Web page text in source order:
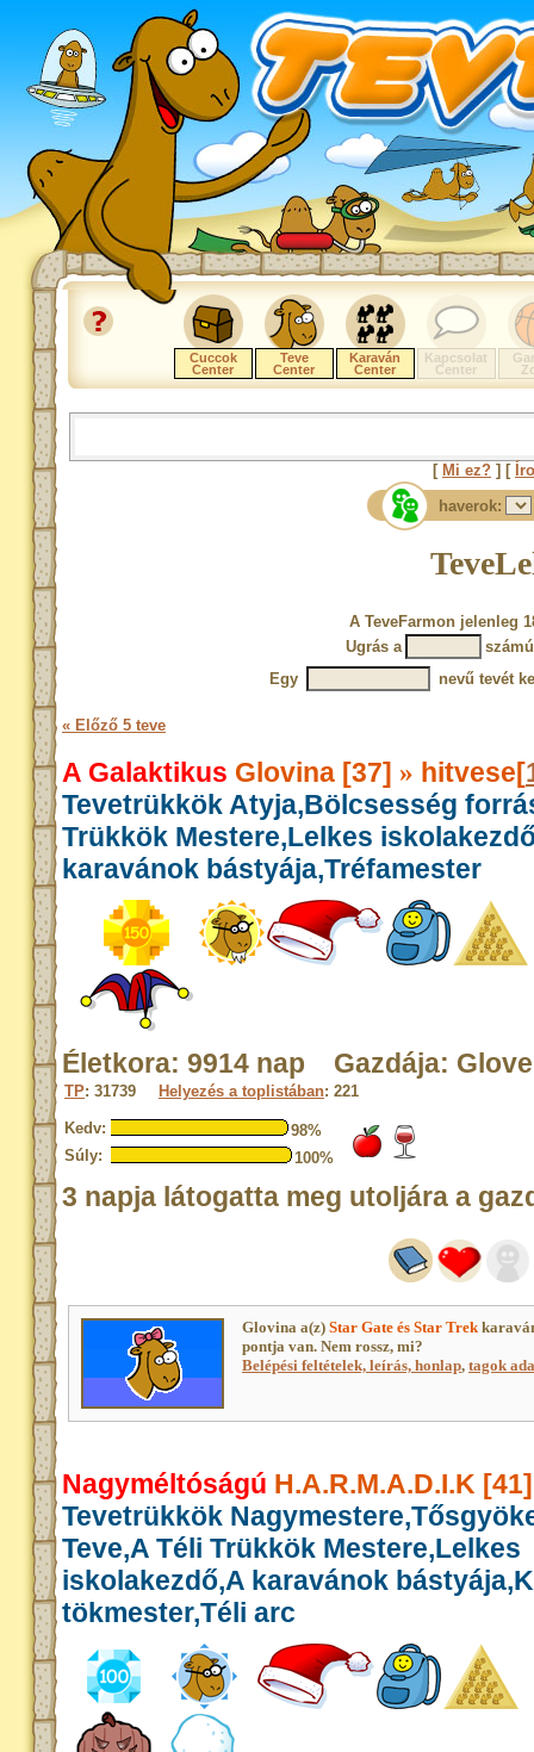
Cuccok
Center
Teve
Center
Karaván
Center
Kapcsolat
Center
[ Mi ez? ] [
haverok:
A TeveFarmon jelenleg
Ugrás a
Egy
nevű tevét
« Előző 5 teve
A Galaktikus Glovina [37] » hitvese[
Tevetrükkök Atyja,Bölcsesség
Trükkök Mestere,Lelkes
karavánok bástyája,Tréfamester
Életkora: 9914 nap Gazdája: Glove
TP: 31739 Helyezés a toplistában: 221
Kedv:
98%
Súly:
100%
3 napja látogatta meg utoljára a
Glovina a(z) Star Gate és Star Trek
pontja van. Nem rossz, mi?
Belépési feltételek, leírás, honlap, tagok
Nagyméltóságú H.A.R.M.A.D.I.K [41]
Tevetrükkök
Teve,A Téli Trükkök Mestere,Lelkes
iskolakezdő,A karavánok
tökmester,Téli arc